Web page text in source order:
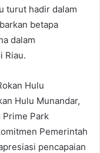
turut hadir dalam
betapa
dalam
Riau.
Hulu
Hulu Munandar,
Prime Park
Pemerintah
pencapaian